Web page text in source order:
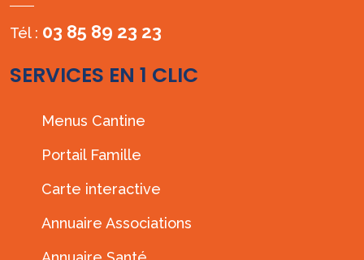
Tél : 03 85 89 23 23
SERVICES EN 1 CLIC
Menus Cantine
Portail Famille
Carte interactive
Annuaire Associations